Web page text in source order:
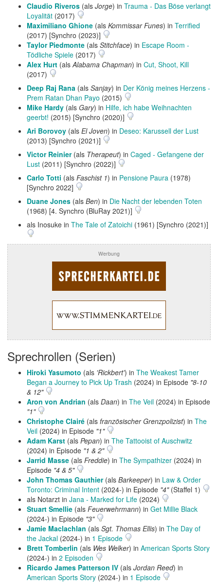
Claudio Riveros (als Jorge) in Trauma - Das Böse verlangt
Loyalität (2017)
Maximiliano Ghione (als Kommissar Funes) in Terrified
(2017) [Synchro (2023)]
Taylor Piedmonte (als Stitchface) in Escape Room -
Tödliche Spiele (2017)
Alex Hurt (als Alabama Chapman) in Cut, Shoot, Kill
(2017)
Deep Raj Rana (als Sanjay) in Der König meines Herzens -
Prem Ratan Dhan Payo (2015)
Mike Hardy (als Gary) in Hilfe, ich habe Weihnachten
geerbt! (2015) [Synchro (2020)]
Ari Borovoy (als El Joven) in Deseo: Karussell der Lust
(2013) [Synchro (2021)]
Victor Reinier(als Therapeut) in Caged - Gefangene der
Lust (2011) [Synchro (2022)]
Carlo Totti (als Faschist 1) in Pensione Paura (1978)
[Synchro 2022]
Duane Jones (als Ben) in Die Nacht der lebenden Toten
(1968) [4. Synchro (BluRay 2021)]
als Inosuke in The Tale of Zatoichi (1961) [Synchro (2021)]
Werbung
Sprechrollen (Serien)
Hiroki Yasumoto (als 'Rickbert') in The Weakest Tamer
Began a Journey to Pick Up Trash (2024) in Episode "8-10
& 12"
Aron von Andrian (als Daan) in The Veil (2024) in Episode
"1"
Christophe Clairé (als französischer Grenzpolizist) in The
Veil (2024) in Episode "1"
Adam Karst (als Pepan) in The Tattooist of Auschwitz
(2024) in Episode "1 & 2"
Jarrid Masse (als Freddie) in The Sympathizer (2024) in
Episode "4 & 5"
John Thomas Gauthier(als Barkeeper) in Law & Order
Toronto: Criminal Intent (2024-) in Episode "4"(Staffel 1)
als Notarzt in Jana - Marked for Life (2024)
Stuart Smellie (als Feuerwehrmann) in Get Millie Black
(2024-) in Episode "3"
Jamie Maclachlan (als Sgt. Thomas Ellis) in The Day of
the Jackal (2024-) in 1 Episode
Brett Tomberlin (als Wes Welker) in American Sports Story
(2024-) in 2 Episoden
Ricardo James Patterson IV (als Jordan Reed) in
American Sports Story (2024-) in 1 Episode